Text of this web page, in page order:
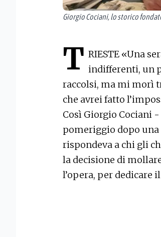
Giorgio Cociani, lo storico
T RIESTE «Una
indifferenti, un
raccolsi, ma mi morì
che avrei fatto
Così Giorgio Cociani
pomeriggio dopo una
rispondeva a chi gli
la decisione di
l’opera, per dedicare